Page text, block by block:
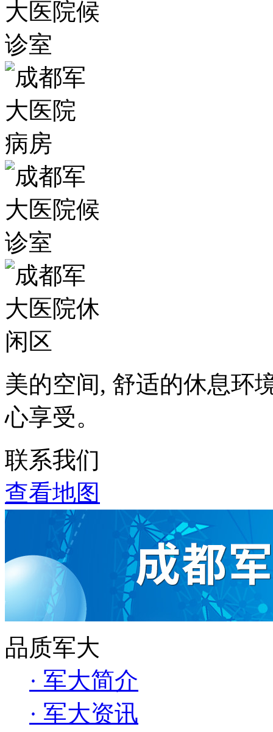
美的空间, 舒适的休息环
心享受。
联系我们
查看地图
品质军大
· 军大简介
· 军大资讯